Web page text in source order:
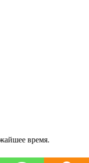
время.